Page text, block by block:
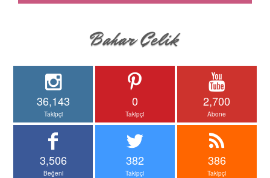
36,143
Takipçi
0
Takipçi
2,700
Abone
3,506
Beğeni
382
Takipçi
386
Takipçi